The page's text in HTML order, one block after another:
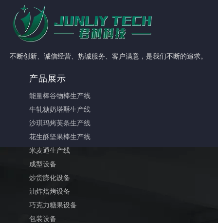
不断创新、诚信经营、热诚服务、客户满意，是我们不断的追求。
产品展示
能量棒谷物棒生产线
牛轧糖奶塔酥生产线
沙琪玛烤芙条生产线
花生酥坚果棒生产线
米麦通生产线
成型设备
炒货膨化设备
油炸焙烤设备
巧克力糖果设备
包装设备